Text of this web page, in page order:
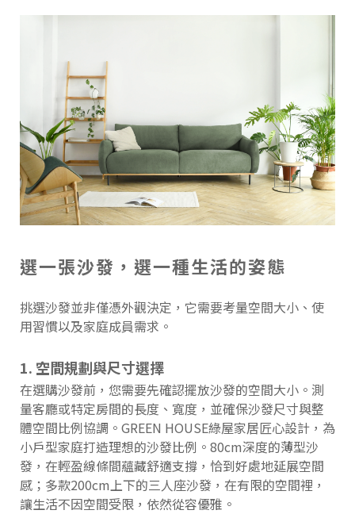
選一張沙發，選一種生活的姿態
挑選沙發並非僅憑外觀決定，它需要考量空間大小、使
用習慣以及家庭成員需求。
1. 空間規劃與尺寸選擇
在選購沙發前，您需要先確認擺放沙發的空間大小。測
量客廳或特定房間的長度、寬度，並確保沙發尺寸與整
體空間比例協調。GREEN HOUSE綠屋家居匠心設計，為
小戶型家庭打造理想的沙發比例。80cm深度的薄型沙
發，在輕盈線條間蘊藏舒適支撐，恰到好處地延展空間
感；多款200cm上下的三人座沙發，在有限的空間裡，
讓生活不因空間受限，依然從容優雅。